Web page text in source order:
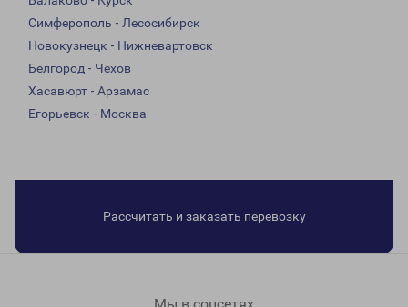
Симферополь - Лесосибирск
Новокузнецк - Нижневартовск
Белгород - Чехов
Хасавюрт - Арзамас
Егорьевск - Москва
Рассчитать и заказать перевозку